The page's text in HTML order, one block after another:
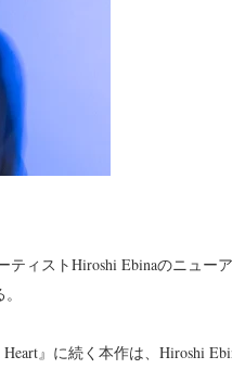
ィストHiroshi Ebinaのニュー
』に続く本作は、Hiroshi